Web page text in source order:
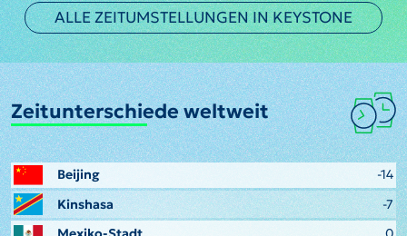
ALLE ZEITUMSTELLUNGEN IN KEYSTONE
Zeitunterschiede weltweit
Beijing
-14
Kinshasa
-7